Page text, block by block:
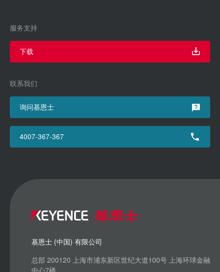
服务支持
下载
联系我们
询问基恩士
4007-367-367
基恩士 (中国) 有限公司
总部 200120 上海市浦东新区世纪大道100号 上海环球金融
中心7楼